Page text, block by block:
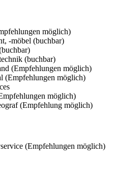
möglich)
-möbel (buchbar)
(buchbar)
(Empfehlungen möglich)
(Empfehlungen möglich)
möglich)
(Empfehlung möglich)
(Empfehlungen möglich)